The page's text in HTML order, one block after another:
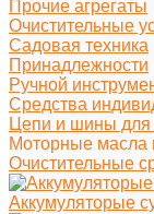
Прочие агрегаты
Очистительные
Садовая техника
Принадлежности
Ручной
Средства
Цепи и шины для
Моторные масла
Очистительные
Аккумуляторые